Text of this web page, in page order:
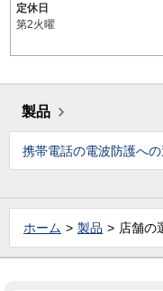
定休日
第2火曜
製品
携帯電話の電波防護へ
ホーム 製品 店舗の